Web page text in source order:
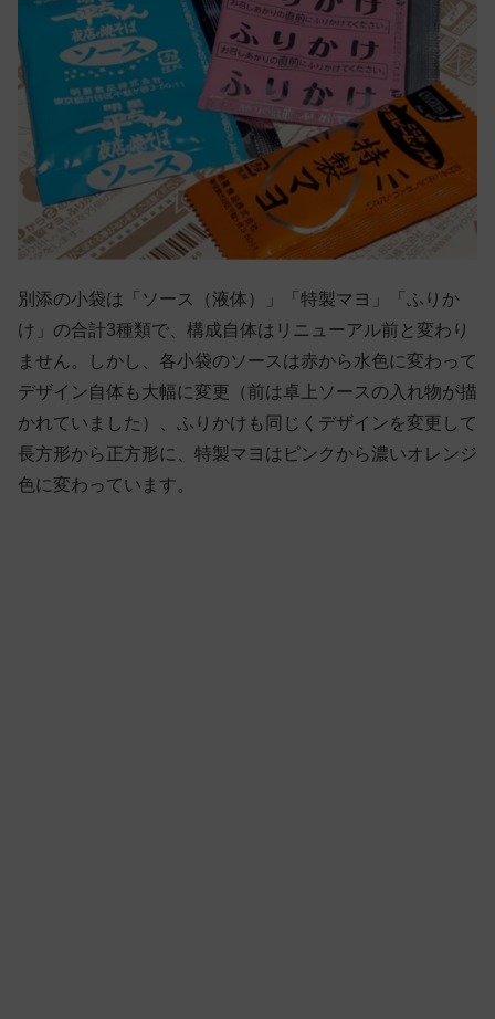
別添の小袋は「ソース（液体）」「特製マヨ」「ふりか
け」の合計3種類で、構成自体はリニューアル前と変わり
ません。しかし、各小袋のソースは赤から水色に変わって
デザイン自体も大幅に変更（前は卓上ソースの入れ物が描
かれていました）、ふりかけも同じくデザインを変更して
長方形から正方形に、特製マヨはピンクから濃いオレンジ
色に変わっています。